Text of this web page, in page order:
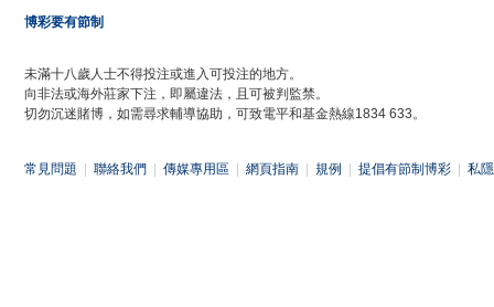
博彩要有節制
未滿十八歲人士不得投注或進入可投注的地方。
向非法或海外莊家下注，即屬違法，且可被判監禁。
切勿沉迷賭博，如需尋求輔導協助，可致電平和基金熱線1834 633。
常見問題 聯絡我們 傳媒專用區 網頁指南 規例 提倡有節制博彩 私